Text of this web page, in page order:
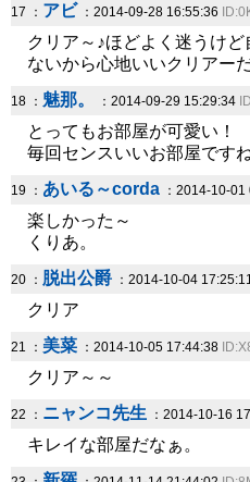
17 ： アビ ：2014-09-28 16:55:36
クリア～♪ほどよく迷うけ
ないから心地いいクリアー
18 ： 魅那。 ：2014-09-29 15:29:34
とってもお部屋が可愛い！
毎回センスいいお部屋ですね
19 ： あいる～corda ：2014-10-
楽しかった～
くりあ。
20 ： 脱出公爵 ：2014-10-04
クリア
21 ： 美菜 ：2014-10-05 17:44:38
クリア～～
22 ： ニャンコ先生 ：2014-10-16
キレイな部屋だなぁ。